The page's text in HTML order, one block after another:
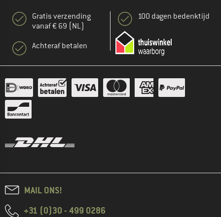
Gratis verzending
vanaf € 69 (NL)
Achteraf betalen
100 dagen bedenktijd
MAIL ONS!
+31 (0)30 - 499 0286